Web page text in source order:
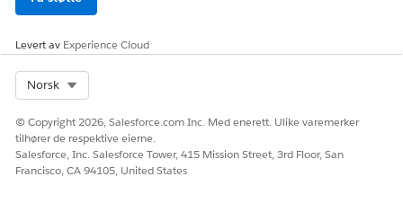
La oss få vite det slik at vi kan forbedre!
Ja Nei
Levert av Experience Cloud
Norsk
© Copyright 2026, Salesforce.com Inc. Med enerett. Ulike varemerker
tilhører de respektive eierne.
Salesforce, Inc. Salesforce Tower, 415 Mission Street, 3rd Floor, San
Francisco, CA 94105, United States